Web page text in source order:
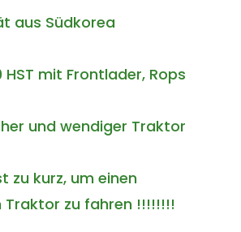
aus Südkorea
HST mit Frontlader, Rops
und wendiger Traktor
zu kurz, um einen
Traktor zu fahren !!!!!!!!